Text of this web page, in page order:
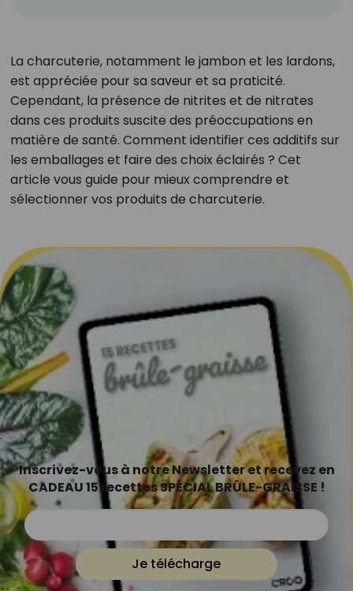
La charcuterie, notamment le jambon et les lardons,
est appréciée pour sa saveur et sa praticité.
Cependant, la présence de nitrites et de nitrates
dans ces produits suscite des préoccupations en
matière de santé. Comment identifier ces additifs sur
les emballages et faire des choix éclairés ? Cet
article vous guide pour mieux comprendre et
sélectionner vos produits de charcuterie.
Inscrivez-vous à notre Newsletter et recevez en
CADEAU 15 recettes SPÉCIAL BRÛLE-GRAISSE !
Je télécharge